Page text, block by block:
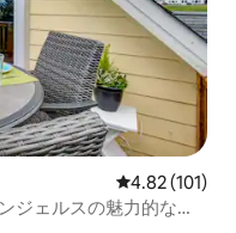
レビュー101
4.82 (101)
ジェルスの魅力的なワ